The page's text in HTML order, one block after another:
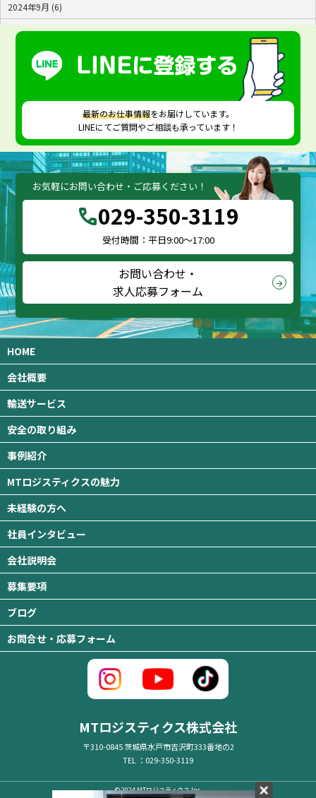
2024年9月 (6)
2024年8月 (4)
2024年7月 (2)
最新のお仕事情報をお届けしています。
LINEにてご質問やご相談も承っています！
お気軽にお問い合わせ・ご応募ください！
call029-350-3119
受付時間：平日9:00～17:00
お問い合わせ・
求人応募フォーム
arrow_forward
HOME
会社概要
輸送サービス
安全の取り組み
事例紹介
MTロジスティクスの魅力
未経験の方へ
社員インタビュー
会社説明会
募集要項
ブログ
お問合せ・応募フォーム
MTロジスティクス株式会社
〒310-0845 茨城県水戸市吉沢町333番地の2
TEL ：029-350-3119
© 2024 MTロジスティクス Inc.